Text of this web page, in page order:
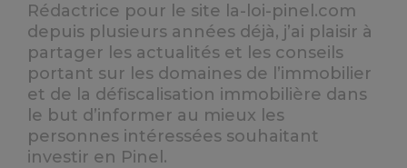
Rédactrice pour le site la-loi-pinel.com
depuis plusieurs années déjà, j’ai plaisir à
partager les actualités et les conseils
portant sur les domaines de l’immobilier
et de la défiscalisation immobilière dans
le but d’informer au mieux les
personnes intéressées souhaitant
investir en Pinel.